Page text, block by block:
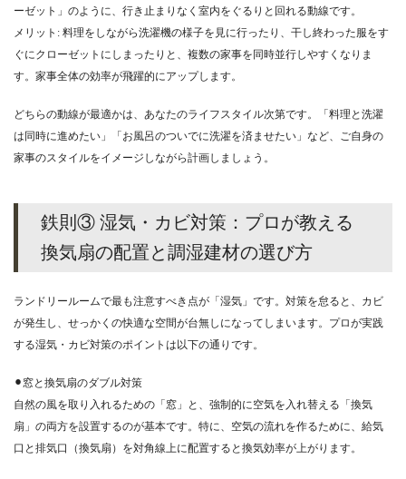
ーゼット」のように、行き止まりなく室内をぐるりと回れる動線です。
メリット: 料理をしながら洗濯機の様子を見に行ったり、干し終わった服をす
ぐにクローゼットにしまったりと、複数の家事を同時並行しやすくなりま
す。家事全体の効率が飛躍的にアップします。
どちらの動線が最適かは、あなたのライフスタイル次第です。「料理と洗濯
は同時に進めたい」「お風呂のついでに洗濯を済ませたい」など、ご自身の
家事のスタイルをイメージしながら計画しましょう。
鉄則③ 湿気・カビ対策：プロが教える
換気扇の配置と調湿建材の選び方
ランドリールームで最も注意すべき点が「湿気」です。対策を怠ると、カビ
が発生し、せっかくの快適な空間が台無しになってしまいます。プロが実践
する湿気・カビ対策のポイントは以下の通りです。
⚫︎窓と換気扇のダブル対策
自然の風を取り入れるための「窓」と、強制的に空気を入れ替える「換気
扇」の両方を設置するのが基本です。特に、空気の流れを作るために、給気
口と排気口（換気扇）を対角線上に配置すると換気効率が上がります。